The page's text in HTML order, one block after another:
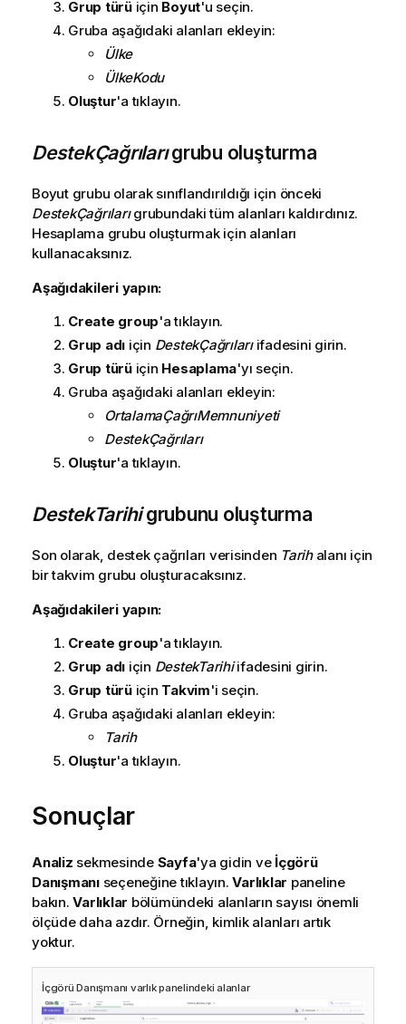
Grup türüiçin Boyut'u seçin.
Gruba aşağıdaki alanları ekleyin:
Ülke
ÜlkeKodu
Oluştur'a tıklayın.
DestekÇağrılarıgrubu oluşturma
Boyut grubu olarak sınıflandırıldığı için önceki
DestekÇağrılarıgrubundaki tüm alanları kaldırdınız.
Hesaplama grubu oluşturmak için alanları
kullanacaksınız.
Aşağıdakileri yapın:
Create group'a tıklayın.
Grup adı için DestekÇağrılarıifadesini girin.
Grup türüiçin Hesaplama'yı seçin.
Gruba aşağıdaki alanları ekleyin:
OrtalamaÇağrıMemnuniyeti
DestekÇağrıları
Oluştur'a tıklayın.
DestekTarihigrubunu oluşturma
Son olarak, destek çağrıları verisinden Tarihalanı için
bir takvim grubu oluşturacaksınız.
Aşağıdakileri yapın:
Create group'a tıklayın.
Grup adı için DestekTarihiifadesini girin.
Grup türüiçin Takvim'i seçin.
Gruba aşağıdaki alanları ekleyin:
Tarih
Oluştur'a tıklayın.
Sonuçlar
Analiz sekmesinde Sayfa'ya gidin ve İçgörü
Danışmanıseçeneğine tıklayın. Varlıklar paneline
bakın.Varlıklar bölümündeki alanların sayısı önemli
ölçüde daha azdır. Örneğin, kimlik alanları artık
yoktur.
İçgörü Danışmanı varlık panelindeki alanlar